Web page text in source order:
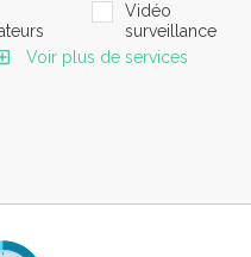
Vidéo
surveillance
Voir plus de services